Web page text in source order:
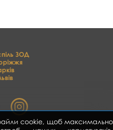
ЗОД
cookie, щоб максимально